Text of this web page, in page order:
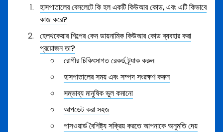
হাসপাতালের বেসলেটে কি হল একটি কিউআর কোড, এবং এটি কিভাবে
কাজ করে?
হেলথকেয়ার শিল্পের কেন ডায়নামিক কিউআর কোড ব্যবহার করা
প্রয়োজন তা?
রোগীর চিকিৎসাগত রেকর্ড ট্র্যাক করুন
হাসপাতালের সময় এবং সম্পদ সংরক্ষণ করুন
সম্ভাব্য মানুষিক ভুল কমানো
আপডেট করা সহজ
পাসওয়ার্ড বৈশিষ্ট্য সক্রিয় করতে আপনাকে অনুমতি দেয়